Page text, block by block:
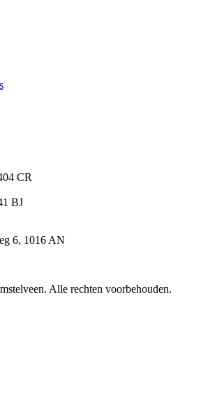
CR
BJ
6, 1016 AN
Alle rechten voorbehouden.